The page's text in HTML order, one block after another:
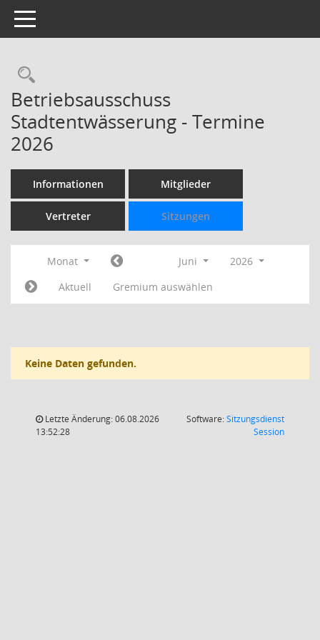
Toggle navigation
Rechercheauswahl
Betriebsausschuss
Stadtentwässerung - Termine
2026
Informationen Mitglieder
Vertreter Sitzungen
Monat Juni
2026
Aktuell
Gremium auswählen
Keine Daten gefunden.
Letzte Änderung: 06.08.2026
13:52:28
Software:Sitzungsdienst
Session(Wird in